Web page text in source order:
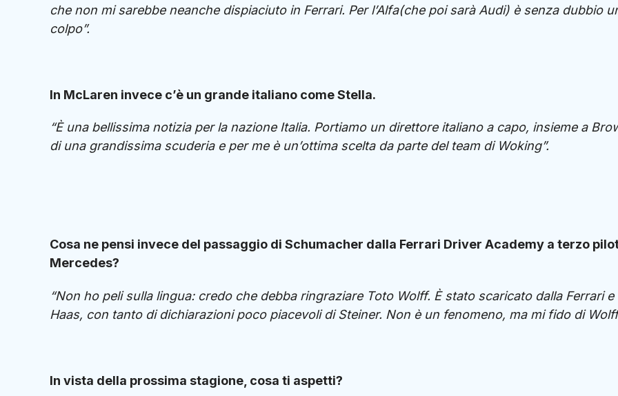
che non mi sarebbe neanche dispiaciuto in Ferrari. Per l’Alfa(che poi sarà Audi) è senza dubbio
colpo”.
In McLaren invece c’è un grande italiano come Stella.
“È una bellissima notizia per la nazione Italia. Portiamo un direttore italiano a capo, insieme a
di una grandissima scuderia e per me è un’ottima scelta da parte del team di Woking”.
Cosa ne pensi invece del passaggio di Schumacher dalla Ferrari Driver Academy a terzo
Mercedes?
“Non ho peli sulla lingua: credo che debba ringraziare Toto Wolff. È stato scaricato dalla Ferrari e
Haas, con tanto di dichiarazioni poco piacevoli di Steiner. Non è un fenomeno, ma mi fido di
In vista della prossima stagione, cosa ti aspetti?